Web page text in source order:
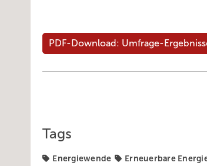
PDF-Download: Umfrage-
Tags
Energiewende Erneuerbare